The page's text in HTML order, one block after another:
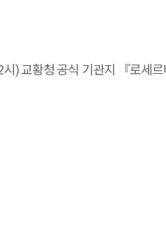
) 교황청 공식 기관지 『로세